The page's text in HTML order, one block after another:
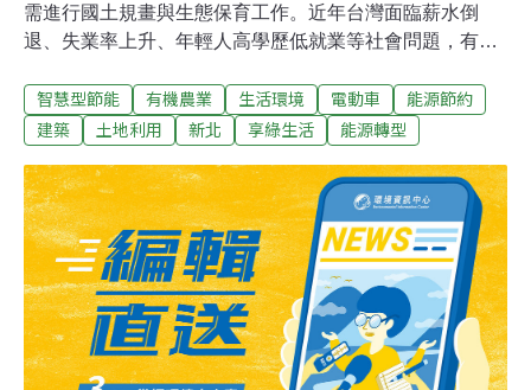
需進行國土規畫與生態保育工作。近年台灣面臨薪水倒
退、失業率上升、年輕人高學歷低就業等社會問題，有賴
育既有助於改善生態環境，而且還能創造就業機會，甚至
帶領我國產業升級，創造企業藍海，實為我國今後的教育
提出「綠領CEO培訓計畫」，讓高中（職）學生藉由實地
踏查、蒐集資料、探索與反思的方式研究台灣綠能經濟問
題，進而提出解決問題的可能途徑。台灣是個島國，缺乏
天然資源，熱島效應令夏日天天都是用電高峰，且屢創歷
史新高，因此發展節能科技對我國的經濟、社會都有很重
要的影響。這次活動，我們首先參觀Panasonic科技智慧
宅。藉由ECO NAVI智慧節能與nanoe淨化雙科技，不但
能達到節能省電，而且還能為居家空氣品質把關。ECO
智慧型節能 有機農業 生活環境 電動車
能源節約
建築
土地利用 新北 享綠生活 能源轉型